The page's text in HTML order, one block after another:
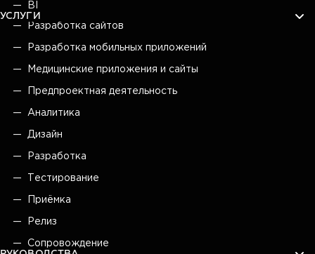
BI
УСЛУГИ
Разработка сайтов
Разработка мобильных приложений
Медицинские приложения и сайты
Предпроектная деятельность
Аналитика
Дизайн
Разработка
Тестирование
Приёмка
Релиз
Сопровождение